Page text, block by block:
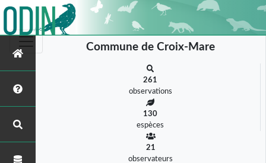
Commune de Croix-Mare
261
observations
130
espèces
21
observateurs